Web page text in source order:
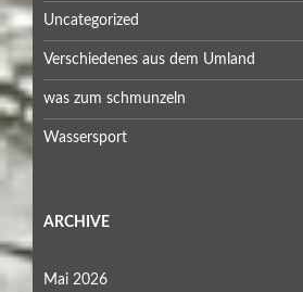
Uncategorized
Verschiedenes aus dem Umland
was zum schmunzeln
Wassersport
ARCHIVE
Mai 2026